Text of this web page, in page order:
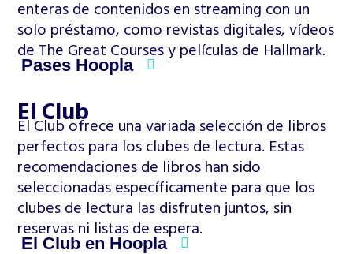
enteras de contenidos en streaming con un
solo préstamo, como revistas digitales, vídeos
de The Great Courses y películas de Hallmark.
Pases Hoopla
El Club
El Club ofrece una variada selección de libros
perfectos para los clubes de lectura. Estas
recomendaciones de libros han sido
seleccionadas específicamente para que los
clubes de lectura las disfruten juntos, sin
reservas ni listas de espera.
El Club en Hoopla